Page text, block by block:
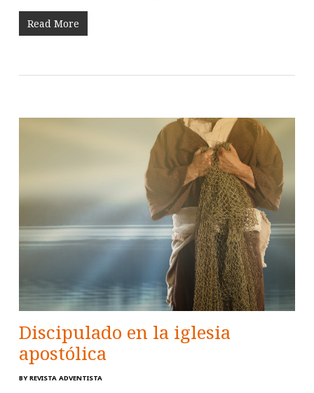
Read More
Discipulado en la iglesia
apostólica
BY REVISTA ADVENTISTA